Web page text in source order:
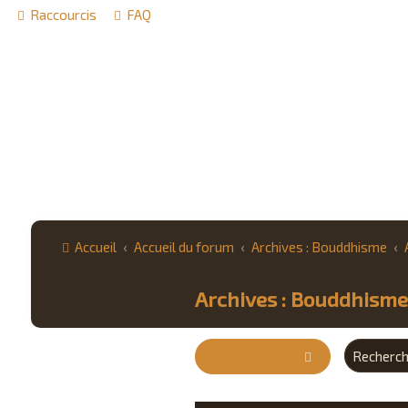
Raccourcis FAQ
Accueil Accueil du forum Archives : Bouddhisme
Archives :